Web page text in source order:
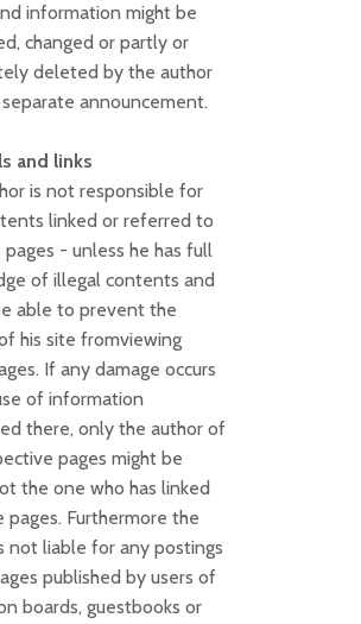
information might be
changed or partly or
deleted by the author
announcement.
and links
is not responsible for
linked or referred to
pages - unless he has full
of illegal contents and
able to prevent the
his site fromviewing
If any damage occurs
of information
there, only the author of
pages might be
the one who has linked
pages. Furthermore the
not liable for any postings
published by users of
boards, guestbooks or